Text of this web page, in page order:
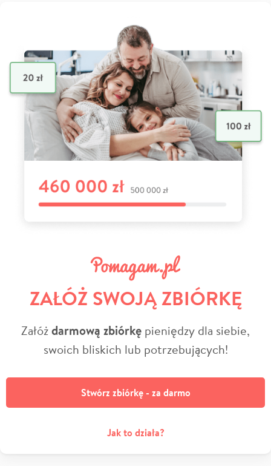
ZAŁÓŻ SWOJĄ ZBIÓRKĘ
Załóżdarmową zbiórkę pieniędzy dla siebie,
swoich bliskich lub potrzebujących!
Stwórz zbiórkę - za darmo
Jak to działa?